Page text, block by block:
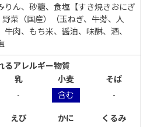
りん、砂糖、食塩【すき焼きおにぎ
菜（国産）（玉ねぎ、牛蒡、人
牛肉、もち米、醤油、味醂、酒、
るアレルギー物質
乳 小麦
そば
- 含む -
えび かに
くるみ